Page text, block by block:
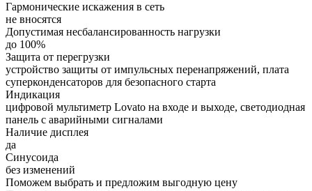
Гармонические искажения в сеть
не вносятся
Допустимая несбалансированность нагрузки
до 100%
Защита от перегрузки
устройство защиты от импульсных перенапряжений, плата
суперконденсаторов для безопасного старта
Индикация
цифровой мультиметр Lovato на входе и выходе, светодиодная
панель с аварийными сигналами
Наличие дисплея
да
Синусоида
без изменений
Поможем выбрать и предложим выгодную цену